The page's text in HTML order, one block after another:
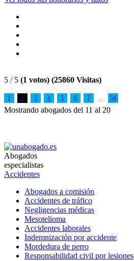
5 / 5 (1 votos) (25860 Visitas)
1 2 3 4 5 6 7 ... 54
Mostrando abogados del 11 al 20
Abogados
especialistas
Accidentes
Abogados a comisión
Accidentes de tráfico
Negligencias médicas
Mesotelioma
Accidentes laborales
Indemnización por accidente
Mordedura de perro
Responsabilidad civil por lesiones